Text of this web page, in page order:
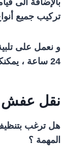
بالإضافة الى
تركيب جميع
و نعمل على
24 ساعة ، يمكنكم الحصول على رقم فني نقل عفش الرابية عن طريق زيارة موقعنا الرسمي .
نقل عفش
هل ترغب
المهمة ؟